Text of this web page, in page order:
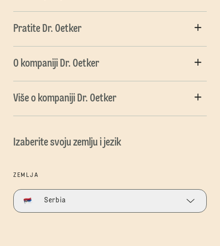
Pratite Dr. Oetker
O kompaniji Dr. Oetker
Više o kompaniji Dr. Oetker
Izaberite svoju zemlju i jezik
ZEMLJA
Serbia